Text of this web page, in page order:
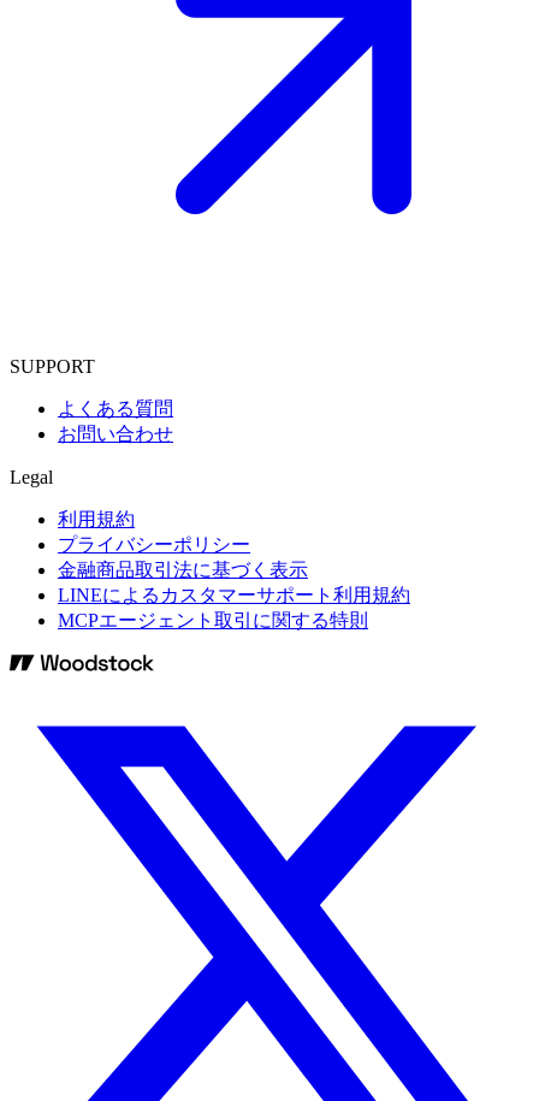
SUPPORT
よくある質問
お問い合わせ
Legal
利用規約
プライバシーポリシー
金融商品取引法に基づく表示
LINEによるカスタマーサポート利用規約
MCPエージェント取引に関する特則